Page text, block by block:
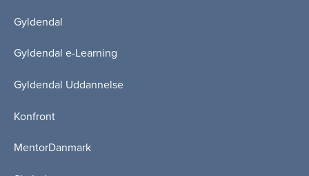
Gyldendal
Gyldendal e-Learning
Gyldendal Uddannelse
Konfront
MentorDanmark